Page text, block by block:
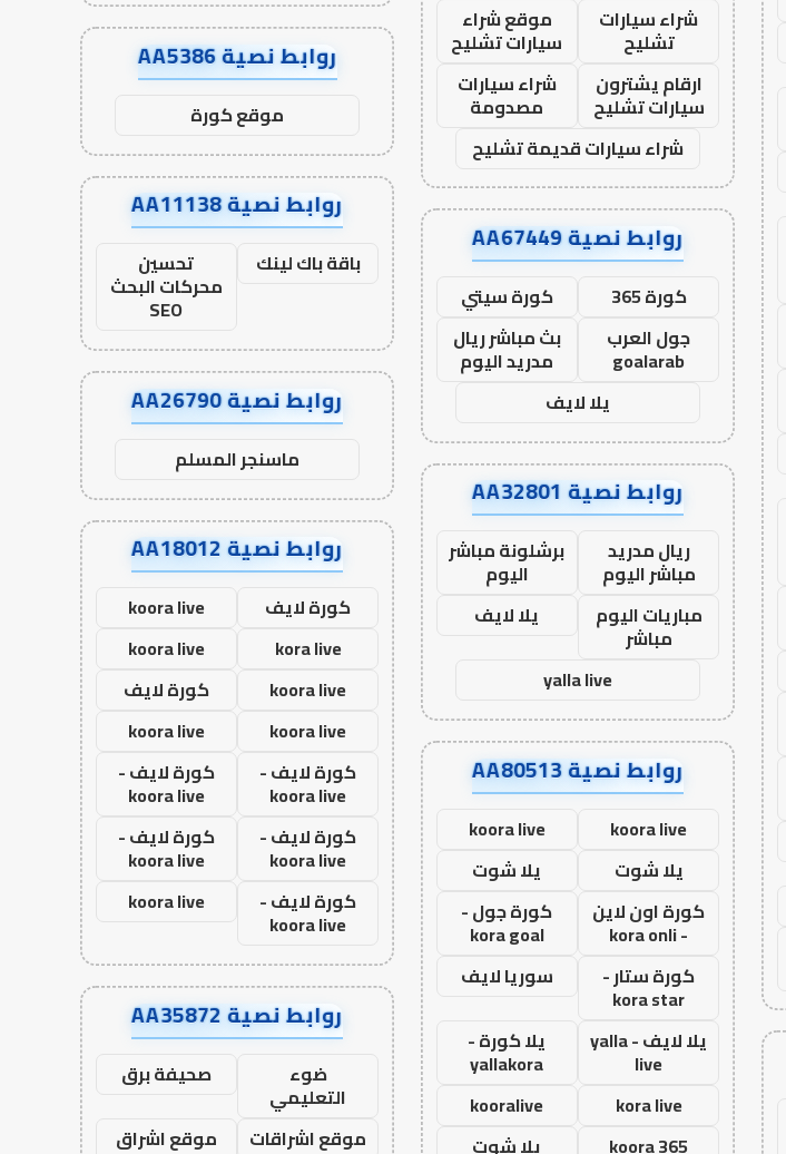
شراء سيارات
تشليح
موقع شراء
سيارات تشليح
ارقام يشترون
سيارات تشليح
شراء سيارات
مصدومة
شراء سيارات قديمة تشليح
روابط نصية AA67449
كورة 365
كورة سيتي
جول العرب
goalarab
بث مباشر ريال
مدريد اليوم
يلا لايف
روابط نصية AA32801
ريال مدريد
مباشر اليوم
برشلونة مباشر
اليوم
مباريات اليوم
مباشر
يلا لايف
yalla live
روابط نصية AA80513
koora live
koora live
يلا شوت
يلا شوت
كورة اون لاين
- kora onli
كورة جول -
kora goal
كورة ستار -
kora star
سوريا لايف
يلا لايف - yalla
live
يلا كورة -
yallakora
kora live
kooralive
koora 365
يلا شوت
روابط نصية AA5386
موقع كورة
روابط نصية AA11138
باقة باك لينك تحسين
محركات البحث
SEO
روابط نصية AA26790
ماسنجر المسلم
روابط نصية AA18012
كورة لايف
koora live
kora live
koora live
koora live
كورة لايف
koora live
koora live
كورة لايف -
koora live
كورة لايف -
koora live
كورة لايف -
koora live
كورة لايف -
koora live
كورة لايف -
koora live
koora live
روابط نصية AA35872
ضوء
التعليمي
صحيفة برق
موقع اشراقات
موقع اشراق